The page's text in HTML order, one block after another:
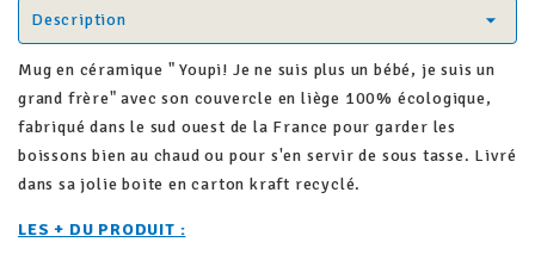
Description
Mug en céramique " Youpi! Je ne suis plus un bébé, je suis un
grand frère" avec son couvercle en liège 100% écologique,
fabriqué dans le sud ouest de la France pour garder les
boissons bien au chaud ou pour s'en servir de sous tasse. Livré
dans sa jolie boite en carton kraft recyclé.
LES + DU PRODUIT :